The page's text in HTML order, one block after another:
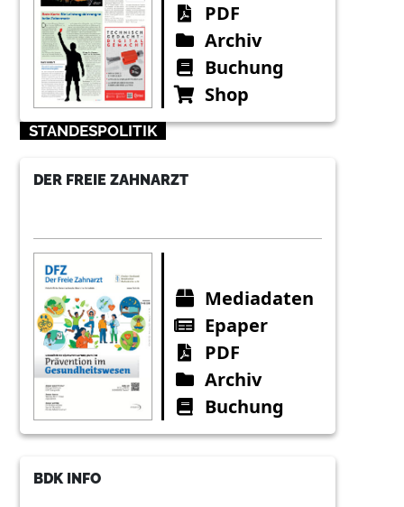
PDF
Archiv
Buchung
Shop
STANDESPOLITIK
DER FREIE ZAHNARZT
Mediadaten
Epaper
PDF
Archiv
Buchung
BDK INFO